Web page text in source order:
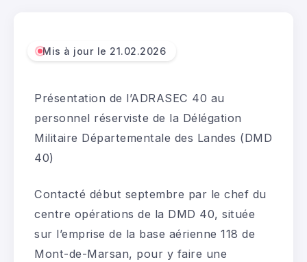
Mis à jour le 21.02.2026
Présentation de l’ADRASEC 40 au
personnel réserviste de la Délégation
Militaire Départementale des Landes (DMD
40)
Contacté début septembre par le chef du
centre opérations de la DMD 40, située
sur l’emprise de la base aérienne 118 de
Mont-de-Marsan, pour y faire une